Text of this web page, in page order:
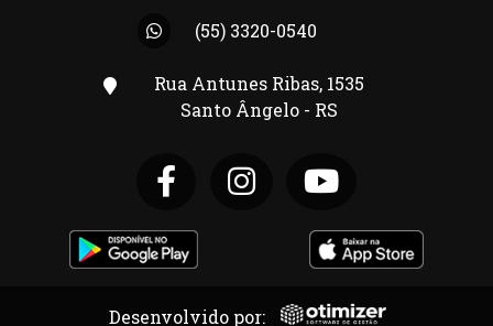
(55) 3320-0540
Rua Antunes Ribas, 1535
Santo Ângelo - RS
Desenvolvido por: